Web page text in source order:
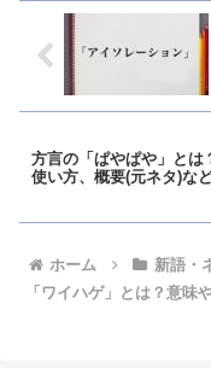
方言の「ぱやぱや」とは
使い方、概要(元ネタ)な
ホーム 新語・
「ワイハゲ」とは？意味